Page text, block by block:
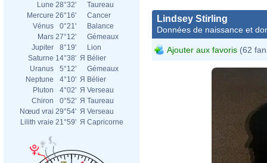
Lune 28°32'
Taureau
Mercure 26°16'
Cancer
Vénus
0°21'
Balance
Mars 27°12'
Gémeaux
Jupiter
8°19'
Lion
Saturne 14°38' Я Bélier
Uranus
5°12'
Gémeaux
Neptune
4°10' Я Bélier
Pluton
4°02' Я Verseau
Chiron
0°52' Я Taureau
Nœud vrai 29°54' Я Verseau
Lilith vraie 21°59' Я Capricorne
Lindsey Stirling
Données de naissance et
Ajouter aux favoris (62